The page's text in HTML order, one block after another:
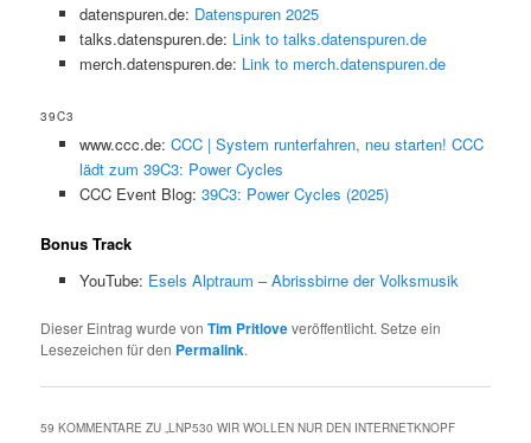
datenspuren.de: Datenspuren 2025
talks.datenspuren.de: Link to talks.datenspuren.de
merch.datenspuren.de: Link to merch.datenspuren.de
39C3
www.ccc.de: CCC | System runterfahren, neu starten! CCC
lädt zum 39C3: Power Cycles
CCC Event Blog: 39C3: Power Cycles (2025)
Bonus Track
YouTube: Esels Alptraum – Abrissbirne der Volksmusik
Dieser Eintrag wurde vonTim Pritloveveröffentlicht. Setze ein
Lesezeichen für den Permalink.
59 KOMMENTARE ZU „LNP530 WIR WOLLEN NUR DEN INTERNETKNOPF